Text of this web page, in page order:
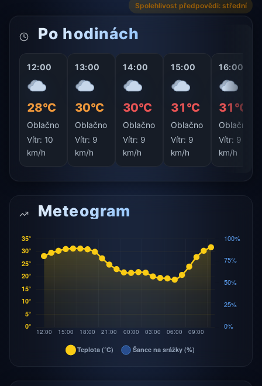
Spolehlivost předpovědi: střední
Po hodinách
12:00
28°C
Oblačno
Vítr: 10
km/h
13:00
30°C
Oblačno
Vítr: 9
km/h
14:00
30°C
Oblačno
Vítr: 9
km/h
15:00
31°C
Oblačno
Vítr: 9
km/h
16:00
31°C
Oblačno
Vítr: 9
km/h
Meteogram